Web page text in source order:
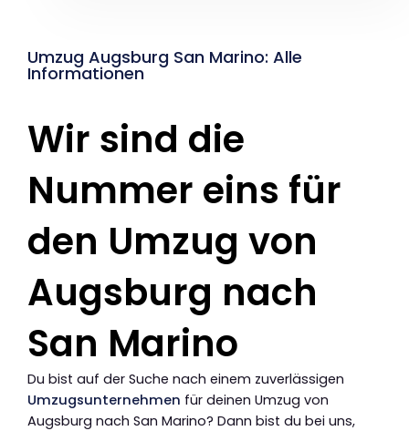
Umzug Augsburg San Marino: Alle
Informationen
Wir sind die
Nummer eins für
den Umzug von
Augsburg nach
San Marino
Du bist auf der Suche nach einem zuverlässigen
Umzugsunternehmen für deinen Umzug von
Augsburg nach San Marino? Dann bist du bei uns,